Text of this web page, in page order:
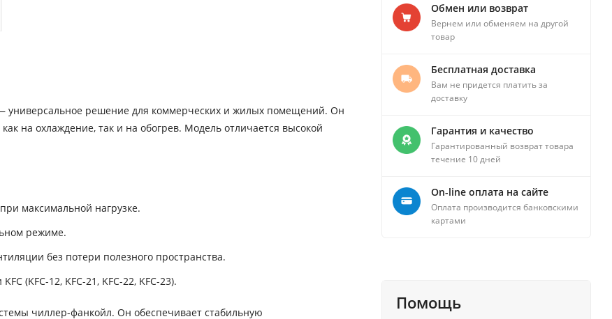
универсальное решение для коммерческих и жилых помещений. Он
на охлаждение, так и на обогрев. Модель отличается высокой
максимальной нагрузке.
режиме.
без потери полезного пространства.
(KFC-12, KFC-21, KFC-22, KFC-23).
чиллер-фанкойл. Он обеспечивает стабильную
Обмен или возврат
Вернем или обменяем на другой
товар
Бесплатная доставка
Вам не придется платить за
доставку
Гарантия и качество
Гарантированный возврат товара
течение 10 дней
On-line оплата на сайте
Оплата производится банковскими
картами
Помощь